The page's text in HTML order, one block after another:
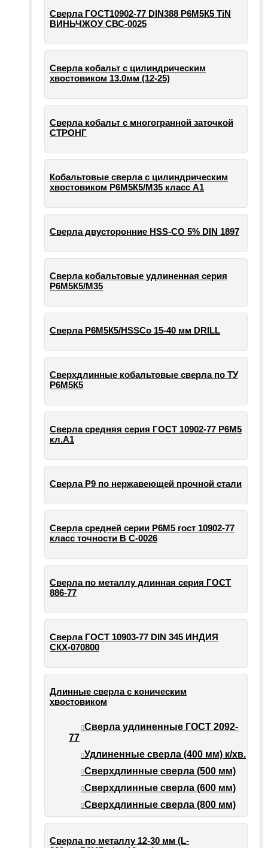
Сверла ГОСТ10902-77 DIN388 Р6М5К5 TiN
ВИНЬЧЖОУ СВС-0025
Сверла кобальт с цилиндрическим
хвостовиком 13.0мм (12-25)
Сверла кобальт с многогранной заточкой
СТРОНГ
Кобальтовые сверла с цилиндрическим
хвостовиком Р6М5К5/М35 класс А1
Сверла двусторонние HSS-CO 5% DIN 1897
Сверла кобальтовые удлиненная серия
Р6М5К5/М35
Сверла Р6М5К5/HSSCo 15-40 мм DRILL
Сверхдлинные кобальтовые сверла по ТУ
Р6М5К5
Сверла средняя серия ГОСТ 10902-77 Р6М5
кл.А1
Сверла Р9 по нержавеющей прочной стали
Сверла средней серии Р6М5 гост 10902-77
класс точности В С-0026
Сверла по металлу длинная серия ГОСТ
886-77
Сверла ГОСТ 10903-77 DIN 345 ИНДИЯ
СКХ-070800
Длинные сверла с коническим
хвостовиком
Сверла удлиненные ГОСТ 2092-
77
Удлиненные сверла (400 мм) к/хв.
Сверхдлинные сверла (500 мм)
Сверхдлинные сверла (600 мм)
Сверхдлинные сверла (800 мм)
Сверла по металлу 12-30 мм (L-